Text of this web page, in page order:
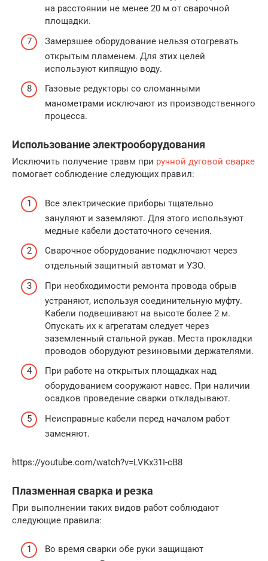
на расстоянии не менее 20 м от сварочной
площадки.
Замерзшее оборудование нельзя отогревать
открытым пламенем. Для этих целей
используют кипящую воду.
Газовые редукторы со сломанными
манометрами исключают из производственного
процесса.
Использование электрооборудования
Исключить получение травм при ручной дуговой сварке
помогает соблюдение следующих правил:
Все электрические приборы тщательно
зануляют и заземляют. Для этого используют
медные кабели достаточного сечения.
Сварочное оборудование подключают через
отдельный защитный автомат и УЗО.
При необходимости ремонта провода обрыв
устраняют, используя соединительную муфту.
Кабели подвешивают на высоте более 2 м.
Опускать их к агрегатам следует через
заземленный стальной рукав. Места прокладки
проводов оборудуют резиновыми держателями.
При работе на открытых площадках над
оборудованием сооружают навес. При наличии
осадков проведение сварки откладывают.
Неисправные кабели перед началом работ
заменяют.
https://youtube.com/watch?v=LVKx31I-cB8
Плазменная сварка и резка
При выполнении таких видов работ соблюдают
следующие правила:
Во время сварки обе руки защищают